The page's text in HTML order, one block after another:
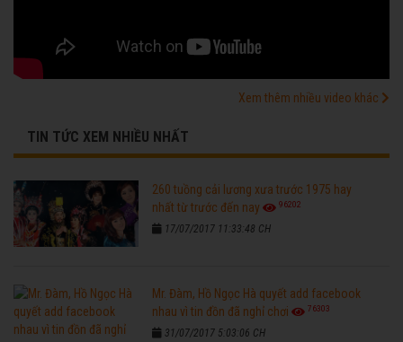
Xem thêm nhiều video khác
TIN TỨC XEM NHIỀU NHẤT
260 tuồng cải lương xưa trước 1975 hay
nhất từ trước đến nay
96202
17/07/2017 11:33:48 CH
Mr. Đàm, Hồ Ngọc Hà quyết add facebook
nhau vì tin đồn đã nghỉ chơi
76303
31/07/2017 5:03:06 CH